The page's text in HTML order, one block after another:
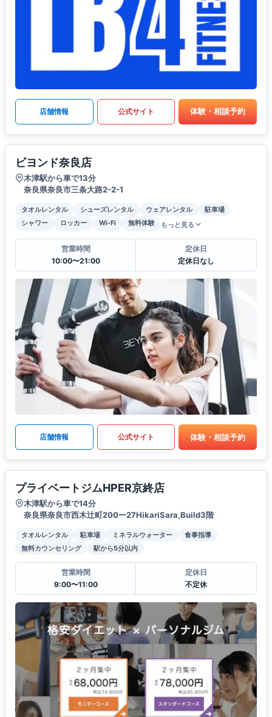
店舗情報 公式サイト 体験・相談予約
ビヨンド奈良店
木津駅から車で13分
奈良県奈良市三条大路2-2-1
タオルレンタル シューズレンタル ウェアレンタル
駐車場
シャワー
ロッカー Wi-Fi 無料体験 もっと見る
営業時間
10:00〜21:00
定休日
定休日なし
店舗情報 公式サイト 体験・相談予約
プライベートジムHPER京終店
木津駅から車で14分
奈良県奈良市西木辻町200ー27HikariSara,Build3階
タオルレンタル 駐車場 ミネラルウォーター
食事指導
無料カウンセリング
駅から5分以内
営業時間
9:00〜11:00
定休日
不定休